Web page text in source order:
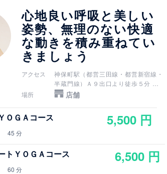
心地良い呼吸と美しい
姿勢、無理のない快適
な動きを積み重ねてい
きましょう
アクセス
神保町駅（都営三田線・都営新宿線・
半蔵門線）Ａ９出口より徒歩５分
新御茶ノ水駅（千代田線）Ｂ３ｂ出口
御茶ノ水駅（JR中央線・JR総武線）
御茶ノ水橋口から徒歩１０分
場所 店舗
ＯＧＡコース
45 分
5,500 円
トＹＯＧＡコース
60 分
6,500 円